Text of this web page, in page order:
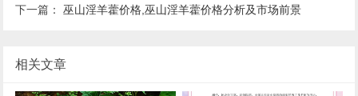
下一篇：巫山淫羊藿价格,巫山淫羊藿价格分析及市场前景
相关文章